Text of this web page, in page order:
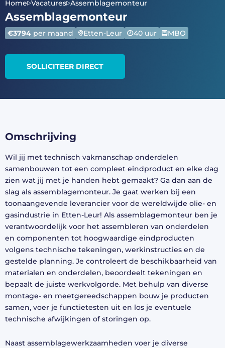
Home Vacatures Assemblagemonteur
Assemblagemonteur
€3794 per maand Etten-Leur 40 uur MBO
SOLLICITEER DIRECT
Omschrijving
Wil jij met technisch vakmanschap onderdelen
samenbouwen tot een compleet eindproduct en elke dag
zien wat jij met je handen hebt gemaakt? Ga dan aan de
slag als assemblagemonteur. Je gaat werken bij een
toonaangevende leverancier voor de wereldwijde olie- en
gasindustrie in Etten-Leur! Als assemblagemonteur ben je
verantwoordelijk voor het assembleren van onderdelen
en componenten tot hoogwaardige eindproducten
volgens technische tekeningen, werkinstructies en de
gestelde planning. Je controleert de beschikbaarheid van
materialen en onderdelen, beoordeelt tekeningen en
bepaalt de juiste werkvolgorde. Met behulp van diverse
montage- en meetgereedschappen bouw je producten
samen, voer je functietesten uit en los je eventuele
technische afwijkingen of storingen op.
Naast assemblagewerkzaamheden voer je diverse